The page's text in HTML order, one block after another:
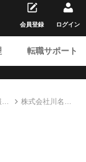
転職サポート
会員登録 ログイン
株式会社川名産